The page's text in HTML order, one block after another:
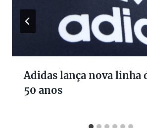
Adidas lança nova linha
50 anos